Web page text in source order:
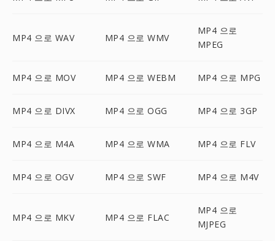
MP4 으로 WAV MP4 으로 WMV
MP4 으로
MPEG
MP4 으로 MOV MP4 으로 WEBM MP4 으로 MPG
MP4 으로 DIVX MP4 으로 OGG MP4 으로 3GP
MP4 으로 M4A MP4 으로 WMA MP4 으로 FLV
MP4 으로 OGV MP4 으로 SWF MP4 으로 M4V
MP4 으로 MKV MP4 으로 FLAC
MP4 으로
MJPEG